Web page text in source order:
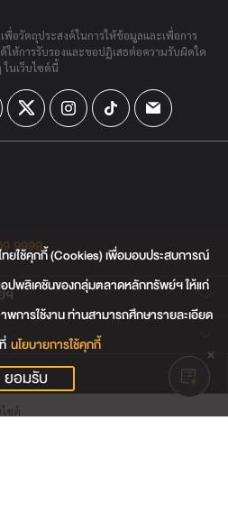
อวัตถุประสงค์ในการให้ข้อมูลและเพื่อการ
ห้การรับรองและขอปฏิเสธต่อความรับผิดใด
ในเว็บไซต์นี้
9999
ฯ
ซต์
ยใช้คุกกี้ (Cookies) เพื่อมอบประสบการณ์
อปพลิเคชันของกลุ่มตลาดหลักทรัพย์ฯ ให้แก่
การใช้งาน ท่านสามารถศึกษารายละเอียด
นโยบายการใช้คุกกี้
ยอมรับ